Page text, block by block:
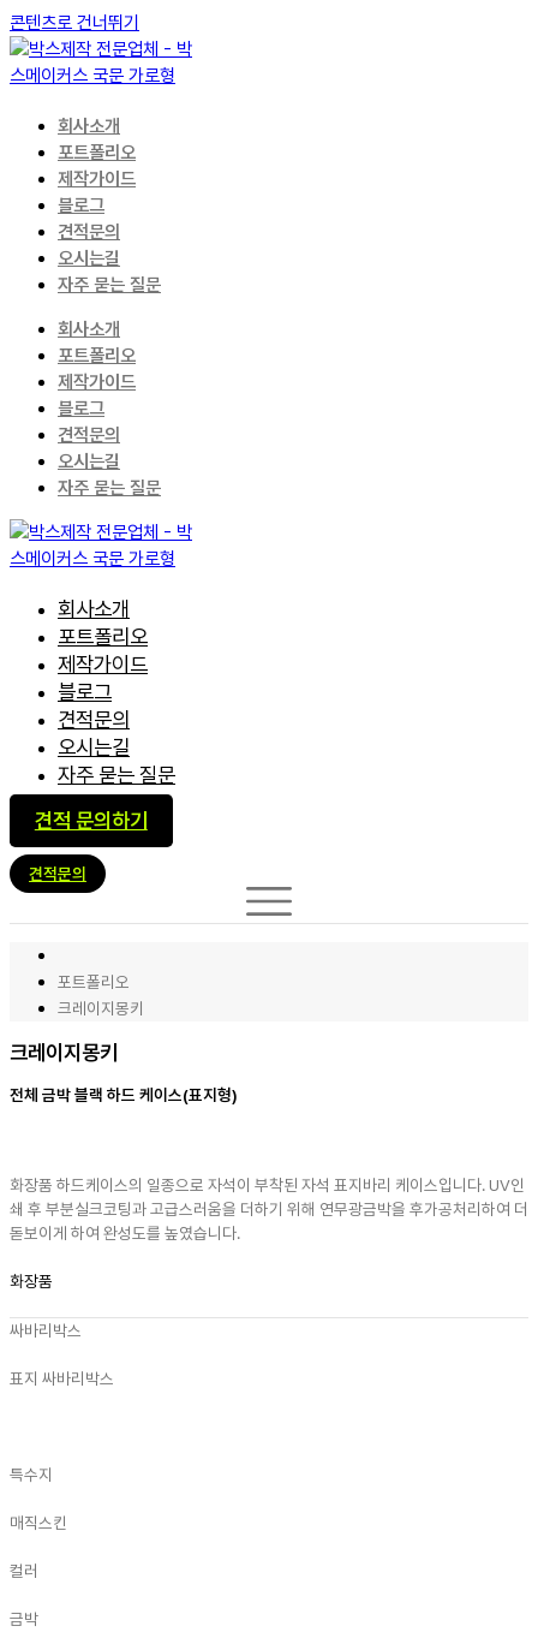
콘텐츠로 건너뛰기
회사소개
포트폴리오
제작가이드
블로그
견적문의
오시는길
자주 묻는 질문
회사소개
포트폴리오
제작가이드
블로그
견적문의
오시는길
자주 묻는 질문
회사소개
포트폴리오
제작가이드
블로그
견적문의
오시는길
자주 묻는 질문
견적 문의하기
견적문의
포트폴리오
크레이지몽키
크레이지몽키
전체 금박 블랙 하드 케이스(표지형)
화장품 하드케이스의 일종으로 자석이 부착된 자석 표지바리 케이스입니다. UV인
쇄 후 부분실크코팅과 고급스러움을 더하기 위해 연무광금박을 후가공처리하여 더
돋보이게 하여 완성도를 높였습니다.
화장품
싸바리박스
표지 싸바리박스
특수지
매직스킨
컬러
금박